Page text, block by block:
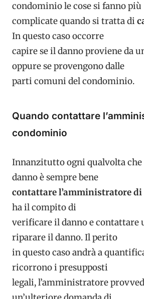
condominio le cose si fanno più
complicate quando si tratta di
In questo caso occorre
capire se il danno proviene da
oppure se provengono dalle
parti comuni del condominio.
Quando contattare
condominio
Innanzitutto ogni qualvolta
danno è sempre bene
contattare l’amministratore
ha il compito di
verificare il danno e contattare
riparare il danno. Il perito
in questo caso andrà a
ricorrono i presupposti
legali, l’amministratore